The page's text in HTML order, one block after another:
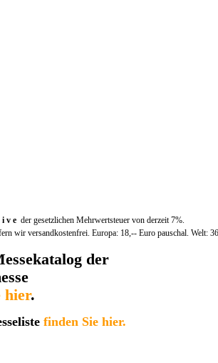
v eder gesetzlichen Mehrwertsteuer von derzeit 7%.
wir versandkostenfrei. Europa: 18,-- Euro pauschal. Welt:
der
hier.
finden Sie hier.